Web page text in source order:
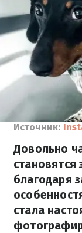
Источник:
Довольно
становятся
благодаря
стала